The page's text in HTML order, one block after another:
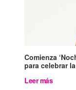
Comienza
para celebrar
Leer más